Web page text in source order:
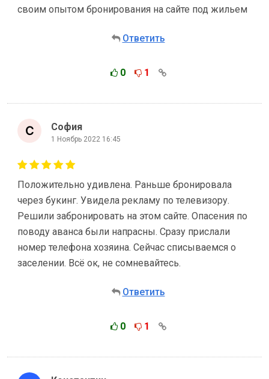
своим опытом бронирования на сайте под жильем
Ответить
0 1
София
1 Ноябрь 2022 16:45
Положительно удивлена. Раньше бронировала
через букинг. Увидела рекламу по телевизору.
Решили забронировать на этом сайте. Опасения по
поводу аванса были напрасны. Сразу прислали
номер телефона хозяина. Сейчас списываемся о
заселении. Всё ок, не сомневайтесь.
Ответить
0 1